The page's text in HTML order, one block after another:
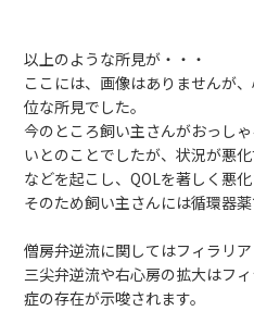
以上のような所見が・・・
ここには、画像はありませんが
位な所見でした。
今のところ飼い主さんがおっし
いとのことでしたが、状況が悪
などを起こし、QOLを著しく悪
そのため飼い主さんには循環器薬
僧房弁逆流に関してはフィラリ
三尖弁逆流や右心房の拡大はフ
症の存在が示唆されます。